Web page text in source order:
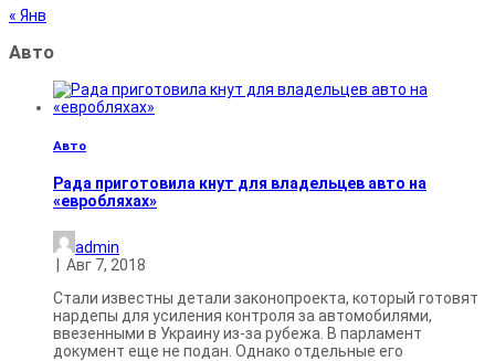
« Янв
Авто
Авто
Рада приготовила кнут для владельцев авто на
«евробляхах»
admin
Авг 7, 2018
Стали известны детали законопроекта, который готовят
нардепы для усиления контроля за автомобилями,
ввезенными в Украину из-за рубежа. В парламент
документ еще не подан. Однако отдельные его